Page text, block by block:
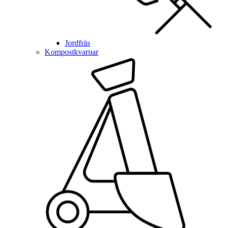
Jordfräs
Kompostkvarnar